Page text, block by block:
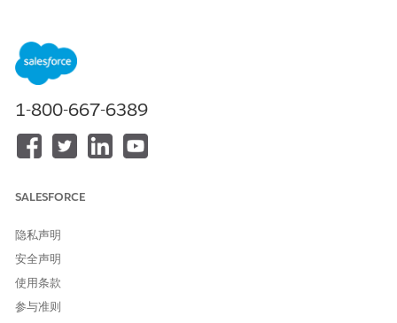
要构建和管理 HR 服务客服人
子客服人员详细信息
本主题包含潜在敏感操作。要使用本主题，请根据业务的安全要求
API 名称
1-800-667-6389
SALESFORCE
隐私声明
安全声明
使用条款
参与准则